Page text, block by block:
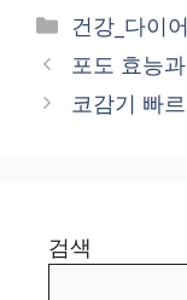
Categories
건강_다이
포도 효능
코감기 빠
검색